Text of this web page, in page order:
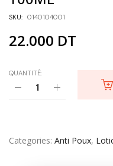
SKU: 0140104001
22.000 DT
QUANTITÉ:
Categories Anti Poux,